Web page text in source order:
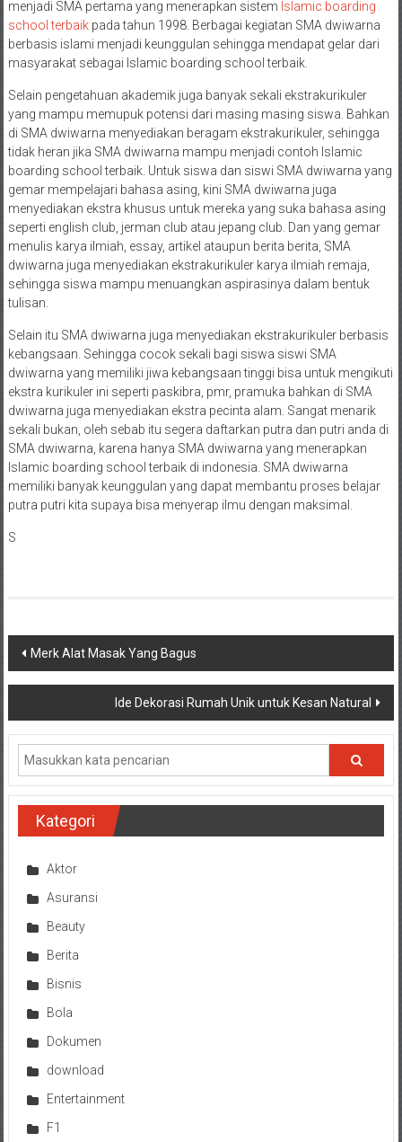
menjadi SMA pertama yang menerapkan sistem Islamic boarding
school terbaikpada tahun 1998. Berbagai kegiatan SMA dwiwarna
berbasis islami menjadi keunggulan sehingga mendapat gelar dari
masyarakat sebagai Islamic boarding school terbaik.
Selain pengetahuan akademik juga banyak sekali ekstrakurikuler
yang mampu memupuk potensi dari masing masing siswa. Bahkan
di SMA dwiwarna menyediakan beragam ekstrakurikuler, sehingga
tidak heran jika SMA dwiwarna mampu menjadi contoh Islamic
boarding school terbaik. Untuk siswa dan siswi SMA dwiwarna yang
gemar mempelajari bahasa asing, kini SMA dwiwarna juga
menyediakan ekstra khusus untuk mereka yang suka bahasa asing
seperti english club, jerman club atau jepang club. Dan yang gemar
menulis karya ilmiah, essay, artikel ataupun berita berita, SMA
dwiwarna juga menyediakan ekstrakurikuler karya ilmiah remaja,
sehingga siswa mampu menuangkan aspirasinya dalam bentuk
tulisan.
Selain itu SMA dwiwarna juga menyediakan ekstrakurikuler berbasis
kebangsaan. Sehingga cocok sekali bagi siswa siswi SMA
dwiwarna yang memiliki jiwa kebangsaan tinggi bisa untuk mengikuti
ekstra kurikuler ini seperti paskibra, pmr, pramuka bahkan di SMA
dwiwarna juga menyediakan ekstra pecinta alam. Sangat menarik
sekali bukan, oleh sebab itu segera daftarkan putra dan putri anda di
SMA dwiwarna, karena hanya SMA dwiwarna yang menerapkan
Islamic boarding school terbaik di indonesia. SMA dwiwarna
memiliki banyak keunggulan yang dapat membantu proses belajar
putra putri kita supaya bisa menyerap ilmu dengan maksimal.
S
Navigasi
pos
Merk Alat Masak Yang Bagus
Ide Dekorasi Rumah Unik untuk Kesan Natural
Kategori
Aktor
Asuransi
Beauty
Berita
Bisnis
Bola
Dokumen
download
Entertainment
F1